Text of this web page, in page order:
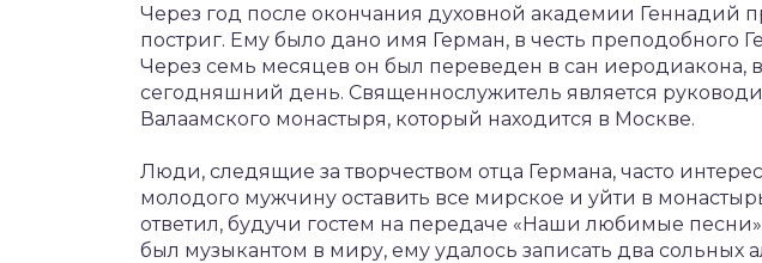
Через год после окончания духовной академии Геннадий
постриг. Ему было дано имя Герман, в честь преподобного
Через семь месяцев он был переведен в сан иеродиакона,
сегодняшний день. Священнослужитель является
Валаамского монастыря, который находится в Москве.
Люди, следящие за творчеством отца Германа, часто
молодого мужчину оставить все мирское и уйти в
ответил, будучи гостем на передаче «Наши любимые
был музыкантом в миру, ему удалось записать два сольных